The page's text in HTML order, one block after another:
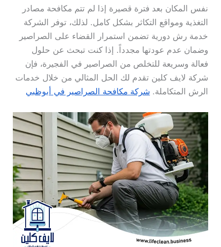
نفس المكان بعد فترة قصيرة إذا لم تتم مكافحة مصادر
التغذية ومواقع التكاثر بشكل كامل. لذلك، توفر الشركة
خدمة رش دورية تضمن استمرار القضاء على الصراصير
وضمان عدم عودتها مجدداً. إذا كنت تبحث عن حلول
فعالة وسريعة للتخلص من الصراصير في الفجيرة، فإن
شركة لايف كلين تقدم لك الحل المثالي من خلال خدمات
الرش المتكاملة. شركة مكافحة الصراصير في أبوظبي